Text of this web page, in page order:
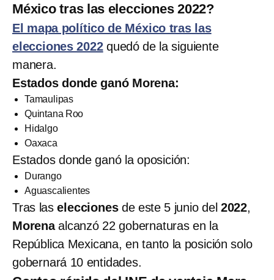
México tras las elecciones 2022?
El mapa político de México tras las
elecciones 2022quedó de la siguiente
manera.
Estados donde ganó Morena:
Tamaulipas
Quintana Roo
Hidalgo
Oaxaca
Estados donde ganó la oposición:
Durango
Aguascalientes
Tras laselecciones de este 5 junio del 2022,
Morenaalcanzó 22 gobernaturas en la
República Mexicana, en tanto la posición solo
gobernará 10 entidades.